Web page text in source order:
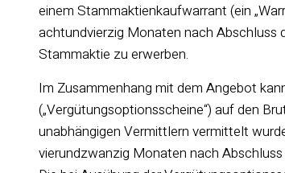
einem Stammaktienkaufwarrant (ein
achtundvierzig Monaten nach Abschluss
Stammaktie zu erwerben.
Im Zusammenhang mit dem Angebot
(„Vergütungsoptionsscheine“) auf den
unabhängigen Vermittlern vermittelt
vierundzwanzig Monaten nach